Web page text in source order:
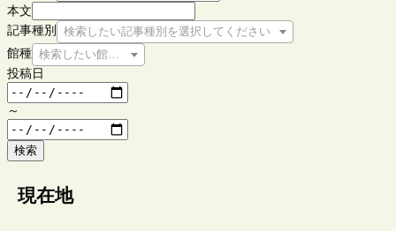
本文
記事種別
検索したい記事種別を選択してください
館種 検索したい館種を選択してください
投稿日
～
検索
現在地